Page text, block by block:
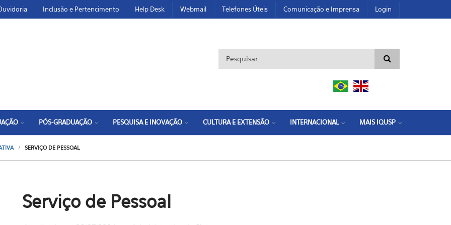
Inclusão e Pertencimento Help Desk Webmail Telefones Úteis Comunicação e Imprensa Login
Formulário de busca
PÓS-GRADUAÇÃO PESQUISA E INOVAÇÃO CULTURA E EXTENSÃO INTERNACIONAL MAIS IQUSP
SERVIÇO DE PESSOAL
Serviço de Pessoal